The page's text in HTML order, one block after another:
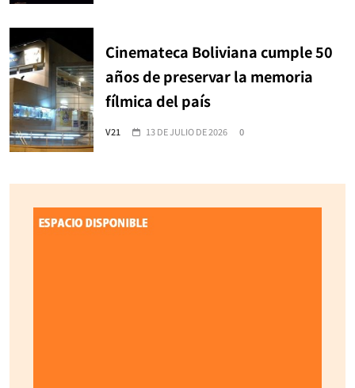
Cinemateca Boliviana cumple 50
años de preservar la memoria
fílmica del país
V21 13 DE JULIO DE 2026 0